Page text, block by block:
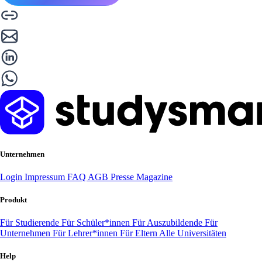
Unternehmen
Login Impressum FAQ AGB Presse Magazine
Produkt
Für Studierende Für Schüler*innen Für Auszubildende Für
Unternehmen Für Lehrer*innen Für Eltern Alle Universitäten
Help